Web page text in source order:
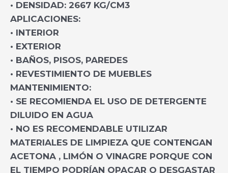
• DENSIDAD: 2667 KG/CM3
APLICACIONES:
• INTERIOR
• EXTERIOR
• BAÑOS, PISOS, PAREDES
• REVESTIMIENTO DE MUEBLES
MANTENIMIENTO:
• SE RECOMIENDA EL USO DE DETERGENTE
DILUIDO EN AGUA
• NO ES RECOMENDABLE UTILIZAR
MATERIALES DE LIMPIEZA QUE CONTENGAN
ACETONA , LIMÓN O VINAGRE PORQUE CON
EL TIEMPO PODRÍAN OPACAR O DESGASTAR